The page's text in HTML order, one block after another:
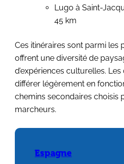
Lugo à Saint-
45 km
Ces itinéraires sont parmi les
offrent une diversité de
d’expériences culturelles.
différer légèrement en
chemins secondaires choisis
marcheurs.
Espagne